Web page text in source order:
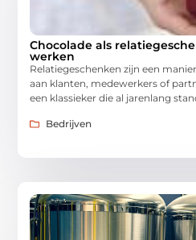
Chocolade als
werken
Relatiegeschenken zijn een
aan klanten, medewerkers of
een klassieker die al jarenlang
Bedrijven